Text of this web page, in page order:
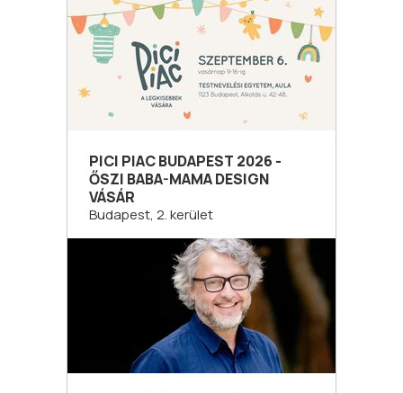
PICI PIAC BUDAPEST 2026 -
ŐSZI BABA-MAMA DESIGN
VÁSÁR
Budapest, 2. kerület